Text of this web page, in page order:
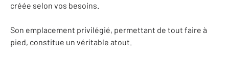
créée selon vos besoins.
Son emplacement privilégié, permettant de tout faire à
pied, constitue un véritable atout.